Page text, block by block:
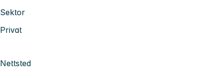
Sektor
Privat
Nettsted